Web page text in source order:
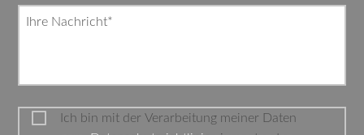
Pflichtfeld
Ihre Nachricht*
Ich bin mit der Verarbeitung meiner Daten